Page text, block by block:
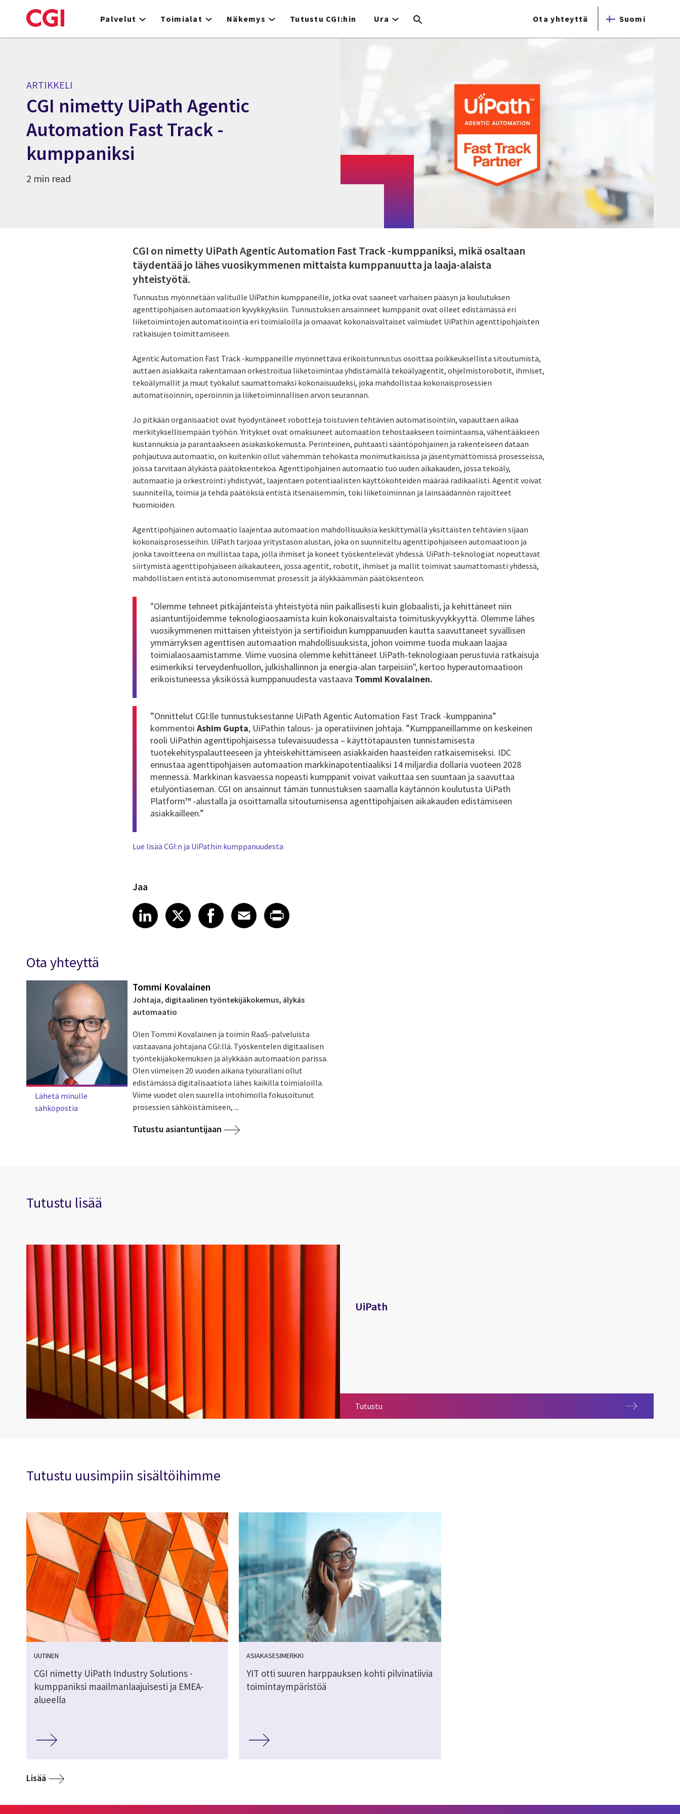
to
Palvelut Toimialat Näkemys Tutustu CGI:hin Ura Ota yhteyttä Suomi
ARTIKKELI
CGI nimetty UiPath Agentic
Automation Fast Track -
kumppaniksi
2 min read
CGI on nimetty UiPath Agentic Automation Fast Track -kumppaniksi, mikä osaltaan
täydentää jo lähes vuosikymmenen mittaista kumppanuutta ja laaja-alaista
yhteistyötä.
Tunnustus myönnetään valituille UiPathin kumppaneille, jotka ovat saaneet varhaisen pääsyn ja koulutuksen
agenttipohjaisen automaation kyvykkyyksiin. Tunnustuksen ansainneet kumppanit ovat olleet edistämässä eri
liiketoimintojen automatisointia eri toimialoilla ja omaavat kokonaisvaltaiset valmiudet UiPathin agenttipohjaisten
ratkaisujen toimittamiseen.
Agentic Automation Fast Track -kumppaneille myönnettävä erikoistunnustus osoittaa poikkeuksellista sitoutumista,
auttaen asiakkaita rakentamaan orkestroitua liiketoimintaa yhdistämällä tekoälyagentit, ohjelmistorobotit, ihmiset,
tekoälymallit ja muut työkalut saumattomaksi kokonaisuudeksi, joka mahdollistaa kokonaisprosessien
automatisoinnin, operoinnin ja liiketoiminnallisen arvon seurannan.
Jo pitkään organisaatiot ovat hyödyntäneet robotteja toistuvien tehtävien automatisointiin, vapauttaen aikaa
merkityksellisempään työhön. Yritykset ovat omaksuneet automaation tehostaakseen toimintaansa, vähentääkseen
kustannuksia ja parantaakseen asiakaskokemusta. Perinteinen, puhtaasti sääntöpohjainen ja rakenteiseen dataan
pohjautuva automaatio, on kuitenkin ollut vähemmän tehokasta monimutkaisissa ja jäsentymättömissä prosesseissa,
joissa tarvitaan älykästä päätöksentekoa. Agenttipohjainen automaatio tuo uuden aikakauden, jossa tekoäly,
automaatio ja orkestrointi yhdistyvät, laajentaen potentiaalisten käyttökohteiden määrää radikaalisti. Agentit voivat
suunnitella, toimia ja tehdä päätöksiä entistä itsenäisemmin, toki liiketoiminnan ja lainsäädännön rajoitteet
huomioiden.
Agenttipohjainen automaatio laajentaa automaation mahdollisuuksia keskittymällä yksittäisten tehtävien sijaan
kokonaisprosesseihin. UiPath tarjoaa yritystason alustan, joka on suunniteltu agenttipohjaiseen automaatioon ja
jonka tavoitteena on mullistaa tapa, jolla ihmiset ja koneet työskentelevät yhdessä. UiPath-teknologiat nopeuttavat
siirtymistä agenttipohjaiseen aikakauteen, jossa agentit, robotit, ihmiset ja mallit toimivat saumattomasti yhdessä,
mahdollistaen entistä autonomisemmat prosessit ja älykkäämmän päätöksenteon.
"Olemme tehneet pitkäjänteistä yhteistyötä niin paikallisesti kuin globaalisti, ja kehittäneet niin
asiantuntijoidemme teknologiaosaamista kuin kokonaisvaltaista toimituskyvykkyyttä. Olemme lähes
vuosikymmenen mittaisen yhteistyön ja sertifioidun kumppanuuden kautta saavuttaneet syvällisen
ymmärryksen agenttisen automaation mahdollisuuksista, johon voimme tuoda mukaan laajaa
toimialaosaamistamme. Viime vuosina olemme kehittäneet UiPath-teknologiaan perustuvia ratkaisuja
esimerkiksi terveydenhuollon, julkishallinnon ja energia-alan tarpeisiin", kertoo hyperautomaatioon
erikoistuneessa yksikössä kumppanuudesta vastaava Tommi Kovalainen.
”Onnittelut CGI:lle tunnustuksestanne UiPath Agentic Automation Fast Track -kumppanina”
kommentoiAshim Gupta, UiPathin talous- ja operatiivinen johtaja. ”Kumppaneillamme on keskeinen
rooli UiPathin agenttipohjaisessa tulevaisuudessa – käyttötapausten tunnistamisesta
tuotekehityspalautteeseen ja yhteiskehittämiseen asiakkaiden haasteiden ratkaisemiseksi. IDC
ennustaa agenttipohjaisen automaation markkinapotentiaaliksi 14 miljardia dollaria vuoteen 2028
mennessä. Markkinan kasvaessa nopeasti kumppanit voivat vaikuttaa sen suuntaan ja saavuttaa
etulyöntiaseman. CGI on ansainnut tämän tunnustuksen saamalla käytännön koulutusta UiPath
Platform™ -alustalla ja osoittamalla sitoutumisensa agenttipohjaisen aikakauden edistämiseen
asiakkailleen.”
Lue lisää CGI:n ja UiPathin kumppanuudesta
Jaa
Share article on LinkedIn
LinkedIn
Share article on X
XShare article on Facebook
Facebook
Share article on Email
Email
Share article on Print
Ota yhteyttä
Lähetä minulle
sähköpostia
Tommi Kovalainen
Johtaja, digitaalinen työntekijäkokemus, älykäs
automaatio
Olen Tommi Kovalainen ja toimin RaaS-palveluista
vastaavana johtajana CGI:llä. Työskentelen digitaalisen
työntekijäkokemuksen ja älykkään automaation parissa.
Olen viimeisen 20 vuoden aikana työurallani ollut
edistämässä digitalisaatiota lähes kaikilla toimialoilla.
Viime vuodet olen suurella intohimolla fokusoitunut
prosessien sähköistämiseen, ...
Tutustu asiantuntijaan
Tutustu lisää
UiPath
Tutustu
Tutustu uusimpiin sisältöihimme
UUTINEN
CGI nimetty UiPath Industry Solutions -
kumppaniksi maailmanlaajuisesti ja EMEA-
alueella
ASIAKASESIMERKKI
YIT otti suuren harppauksen kohti pilvinatiivia
toimintaympäristöä
Lisää